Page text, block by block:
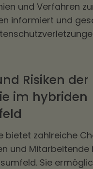
und Verfahren
informiert und
Risiken der
im hybriden
bietet zahlreiche
und Mitarbeitende
Sie